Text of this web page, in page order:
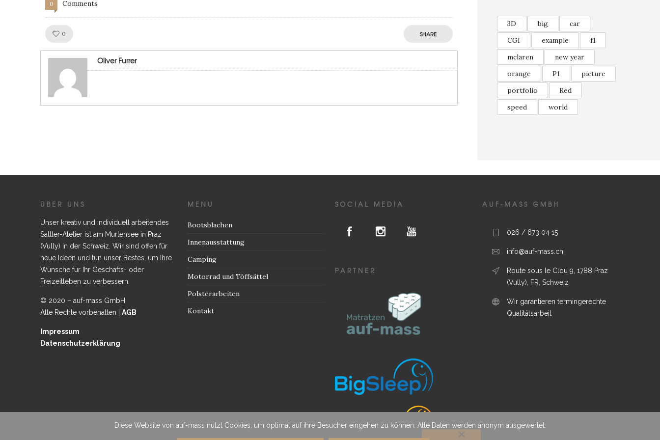
0 Comments
0 SHARE
Oliver Furrer
3D big
car
CGI
example
f1
mclaren
new year
orange
P1
picture
portfolio
Red
speed
world
ÜBER UNS
Unser kreativ und individuell arbeitendes
Sattler-Atelier ist am Murtensee in Praz
(Vully) in der Schweiz. Wir sind offen für
neue Ideen und tun unser Bestes, um Ihre
Wünsche für Ihr Geschäfts- oder
Freizeitleben zu verbessern.
© 2020 – auf-mass GmbH
Alle Rechte vorbehalten | AGB
Impressum
Datenschutzerklärung
MENU
Bootsblachen
Innenausstattung
Camping
Motorrad und Töffsättel
Polsterarbeiten
Kontakt
SOCIAL MEDIA
PARTNER
AUF-MASS GMBH
026 / 673 04 15
info@auf-mass.ch
Route sous le Clou 9, 1788 Praz
(Vully), FR, Schweiz
Wir garantieren termingerechte
Qualitätsarbeit
Diese Website von auf-mass nutzt Cookies, um optimal auf ihre Besucher eingehen zu können. Alle Daten werden anonym ausgewertet.